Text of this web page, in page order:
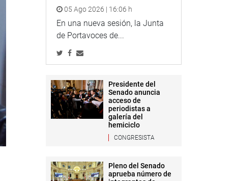
05 Ago 2026 | 16:06 h
En una nueva sesión, la Junta
de Portavoces de...
Presidente del
Senado anuncia
acceso de
periodistas a
galería del
hemiciclo
CONGRESISTA
Pleno del Senado
aprueba número de